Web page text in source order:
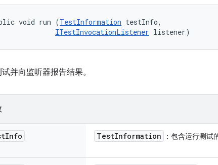
void run (TestInformation testInfo,
ITestInvocationListener listener)
并向监听器报告结果。
Info TestInformation ：包含运行测试